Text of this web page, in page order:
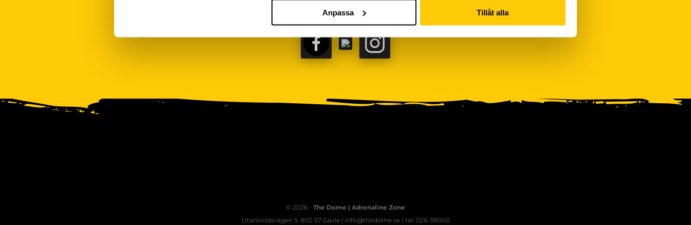
Anpassa Tillåt alla
FACEBOOKTIKTOK
© 2026 - The Dome | Adrenaline Zone
Utanvindsvägen 5, 802 57 Gävle | info@thedome.se | tel. 026-38000